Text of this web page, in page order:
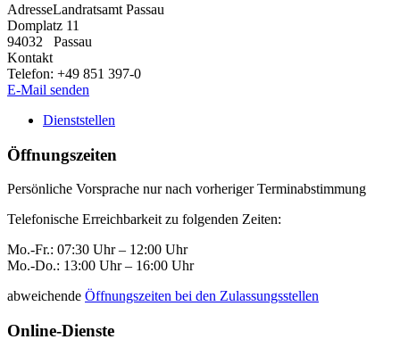
AdresseLandratsamt Passau
Domplatz 11
94032
Passau
Kontakt
Telefon: +49 851 397-0
E-Mail senden
Dienststellen
Öffnungszeiten
Persönliche Vorsprache nur nach vorheriger Terminabstimmung
Telefonische Erreichbarkeit zu folgenden Zeiten:
Mo.-Fr.: 07:30 Uhr – 12:00 Uhr
Mo.-Do.: 13:00 Uhr – 16:00 Uhr
abweichende Öffnungszeiten bei den Zulassungsstellen
Online-Dienste